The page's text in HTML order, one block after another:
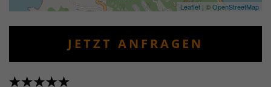
Leaflet | ©OpenStreetMap
JETZT ANFRAGEN